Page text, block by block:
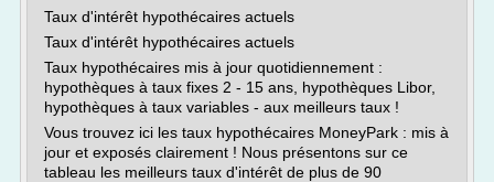
Taux d'intérêt hypothécaires actuels
Taux d'intérêt hypothécaires actuels
Taux hypothécaires mis à jour quotidiennement :
hypothèques à taux fixes 2 - 15 ans, hypothèques Libor,
hypothèques à taux variables - aux meilleurs taux !
Vous trouvez ici les taux hypothécaires MoneyPark : mis à
jour et exposés clairement ! Nous présentons sur ce
tableau les meilleurs taux d'intérêt de plus de 90